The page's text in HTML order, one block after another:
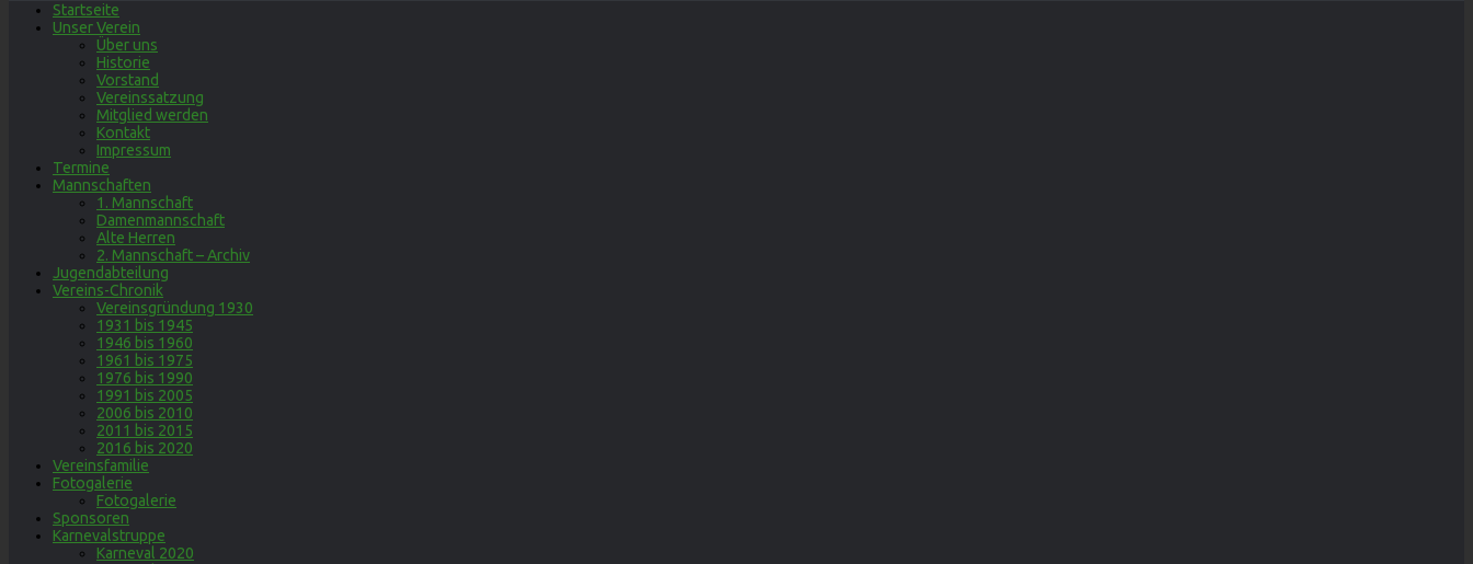
Startseite
Unser Verein
Über uns
Historie
Vorstand
Vereinssatzung
Mitglied werden
Kontakt
Impressum
Termine
Mannschaften
1. Mannschaft
Damenmannschaft
Alte Herren
2. Mannschaft – Archiv
Jugendabteilung
Vereins-Chronik
Vereinsgründung 1930
1931 bis 1945
1946 bis 1960
1961 bis 1975
1976 bis 1990
1991 bis 2005
2006 bis 2010
2011 bis 2015
2016 bis 2020
Vereinsfamilie
Fotogalerie
Fotogalerie
Sponsoren
Karnevalstruppe
Karneval 2020